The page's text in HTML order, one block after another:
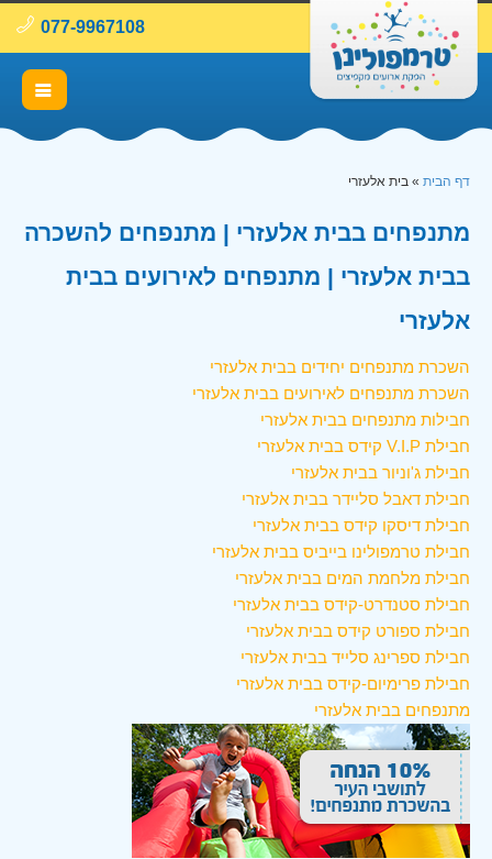
077-9967108
דף הבית » בית אלעזרי
מתנפחים בבית אלעזרי | מתנפחים להשכרה
בבית אלעזרי | מתנפחים לאירועים בבית
אלעזרי
השכרת מתנפחים יחידים בבית אלעזרי
השכרת מתנפחים לאירועים בבית אלעזרי
חבילות מתנפחים בבית אלעזרי
חבילת V.I.P קידס בבית אלעזרי
חבילת ג'וניור בבית אלעזרי
חבילת דאבל סליידר בבית אלעזרי
חבילת דיסקו קידס בבית אלעזרי
חבילת טרמפולינו בייביס בבית אלעזרי
חבילת מלחמת המים בבית אלעזרי
חבילת סטנדרט-קידס בבית אלעזרי
חבילת ספורט קידס בבית אלעזרי
חבילת ספרינג סלייד בבית אלעזרי
חבילת פרימיום-קידס בבית אלעזרי
מתנפחים בבית אלעזרי